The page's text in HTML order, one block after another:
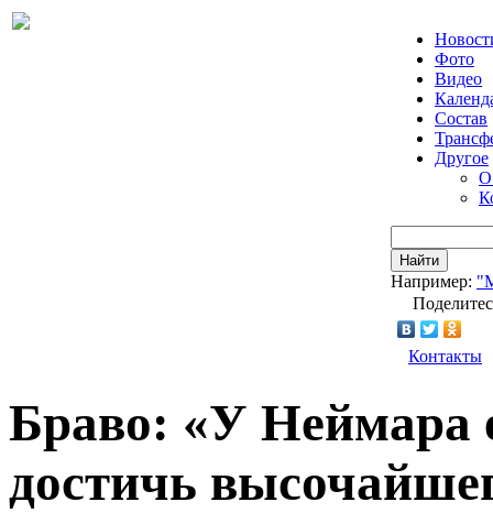
Фото
Видео
Состав
Другое
О
Найти
Например:
Контакты
Браво: «У Неймара
достичь